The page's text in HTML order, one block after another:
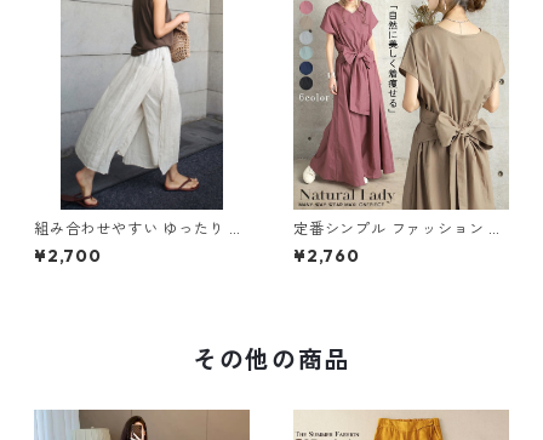
組み合わせやすい ゆったり キ
ュロットスカート パンツ m-7
63
¥2,700
定番シンプル ファッション 半
袖 バックリボン 6色展開ワン
ピース m-734
¥2,760
その他の商品